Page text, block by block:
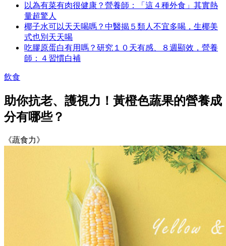
以為有菜有肉很健康？營養師：「這４種外食」其實熱
量超驚人
椰子水可以天天喝嗎？中醫揭５類人不宜多喝，生椰美
式也別天天喝
吃膠原蛋白有用嗎？研究１０天有感、８週顯效，營養
師：４習慣白補
飲食
助你抗老、護視力！黃橙色蔬果的營養成
分有哪些？
《蔬食力》